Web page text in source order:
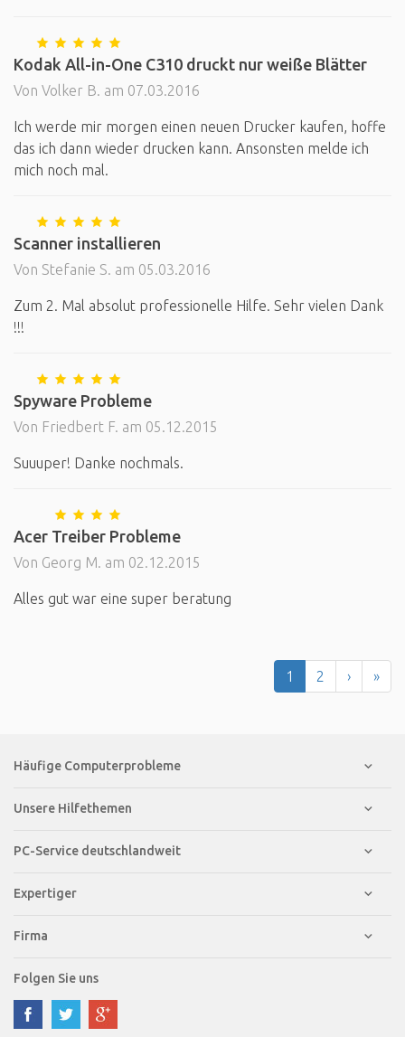
Kodak All-in-One C310 druckt nur weiße Blätter
Von Volker B. am 07.03.2016
Ich werde mir morgen einen neuen Drucker kaufen, hoffe
das ich dann wieder drucken kann. Ansonsten melde ich
mich noch mal.
Scanner installieren
Von Stefanie S. am 05.03.2016
Zum 2. Mal absolut professionelle Hilfe. Sehr vielen Dank
!!!
Spyware Probleme
Von Friedbert F. am 05.12.2015
Suuuper! Danke nochmals.
Acer Treiber Probleme
Von Georg M. am 02.12.2015
Alles gut war eine super beratung
1 2 › »
Häufige Computerprobleme
Unsere Hilfethemen
PC-Service deutschlandweit
Expertiger
Firma
Folgen Sie uns